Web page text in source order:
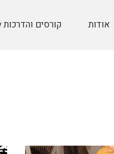
אודות קורסים והדרכות Etsy